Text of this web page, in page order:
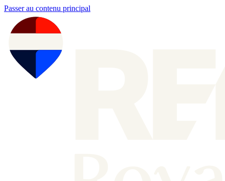
Passer au contenu principal